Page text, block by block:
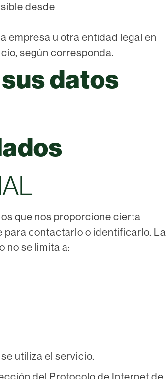
desde
empresa u otra entidad legal en
según corresponda.
datos
que nos proporcione cierta
contactarlo o identificarlo. La
no se limita a:
utiliza el servicio.